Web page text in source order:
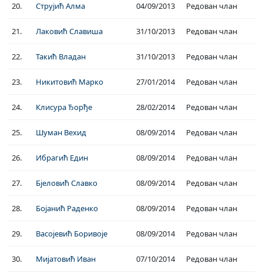
20. Струјић Алма 04/09/2013 Редован члан
21. Лаковић Славиша 31/10/2013 Редован члан
22. Такић Владан 31/10/2013 Редован члан
23. Никитовић Марко 27/01/2014 Редован члан
24. Клисура Ђорђе 28/02/2014 Редован члан
25. Шуман Вехид 08/09/2014 Редован члан
26. Ибрагић Един 08/09/2014 Редован члан
27. Бјеловић Славко 08/09/2014 Редован члан
28. Бојанић Раденко 08/09/2014 Редован члан
29. Васојевић Боривоје 08/09/2014 Редован члан
30. Мијатовић Иван 07/10/2014 Редован члан